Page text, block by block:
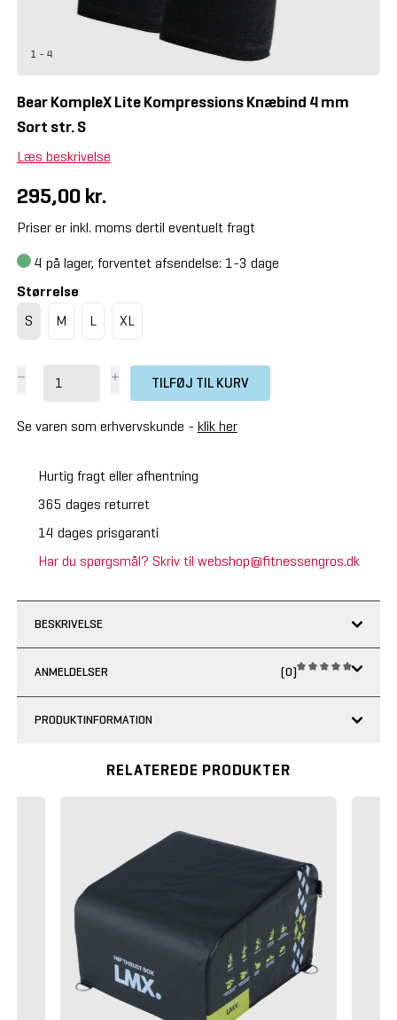
1 - 4
Bear KompleX Lite Kompressions Knæbind 4 mm
Sort str. S
Læs beskrivelse
295,00 kr.
Priser er inkl. moms dertil eventuelt fragt
4 på lager, forventet afsendelse: 1-3 dage
Størrelse
S
M L XL
TILFØJ TIL KURV
Se varen som erhvervskunde - klik her
Hurtig fragt eller afhentning
365 dages returret
14 dages prisgaranti
Har du spørgsmål? Skriv til webshop@fitnessengros.dk
BESKRIVELSE
ANMELDELSER (0)
PRODUKTINFORMATION
RELATEREDE PRODUKTER